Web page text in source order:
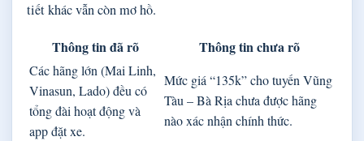
tiết khác vẫn còn mơ hồ.
Thông tin đã rõ Thông tin chưa rõ
Các hãng lớn (Mai Linh,
Vinasun, Lado) đều có
tổng đài hoạt động và
app đặt xe.
Mức giá “135k” cho tuyến Vũng
Tàu – Bà Rịa chưa được hãng
nào xác nhận chính thức.